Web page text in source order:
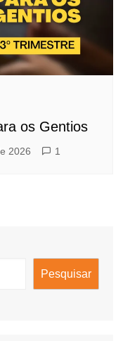
os Gentios
2026 1
Pesquisar